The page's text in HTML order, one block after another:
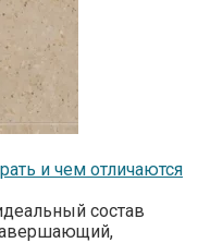
и чем отличаются
состав